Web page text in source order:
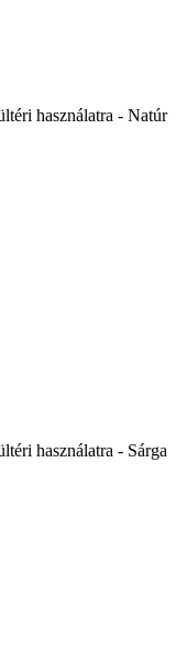
használatra - Natúr
használatra - Sárga